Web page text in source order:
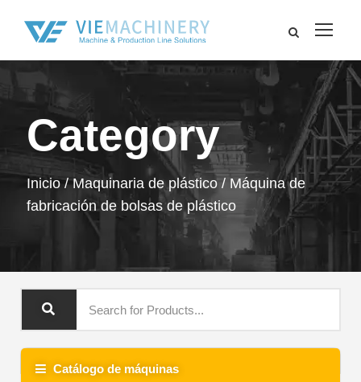
Category
Inicio/Maquinaria de plástico / Máquina de
fabricación de bolsas de plástico
Catálogo de máquinas